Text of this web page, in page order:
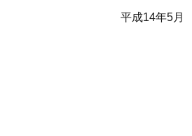
平成14年5月